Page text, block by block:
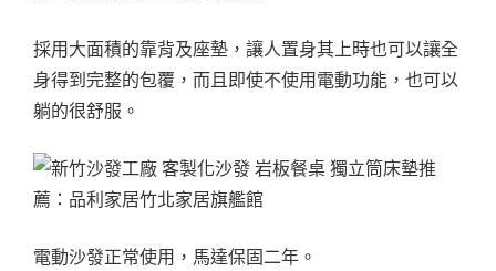
採用大面積的靠背及座墊，讓人置身其上時也可以讓全
身得到完整的包覆，而且即使不使用電動功能，也可以
躺的很舒服。
電動沙發正常使用，馬達保固二年。